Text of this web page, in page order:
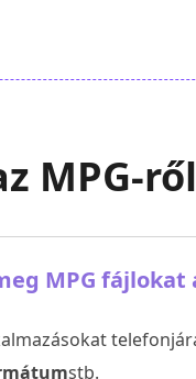
MPG-ről
MPG fájlokat
stb.